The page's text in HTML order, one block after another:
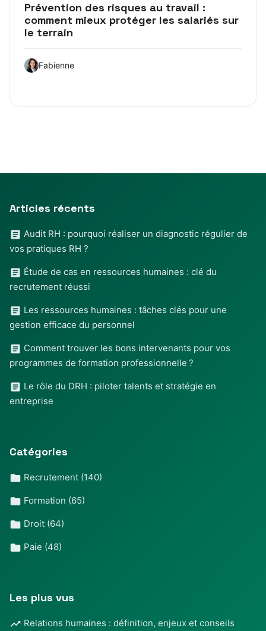
Prévention des risques au travail :
comment mieux protéger les salariés sur
le terrain
Fabienne
Articles récents
Audit RH : pourquoi réaliser un diagnostic régulier de
vos pratiques RH ?
Étude de cas en ressources humaines : clé du
recrutement réussi
Les ressources humaines : tâches clés pour une
gestion efficace du personnel
Comment trouver les bons intervenants pour vos
programmes de formation professionnelle ?
Le rôle du DRH : piloter talents et stratégie en
entreprise
Catégories
Recrutement (140)
Formation (65)
Droit (64)
Paie (48)
Les plus vus
Relations humaines : définition, enjeux et conseils